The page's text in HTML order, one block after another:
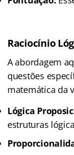
Raciocínio
A abordagem
questões
matemática da
Lógica
estruturas